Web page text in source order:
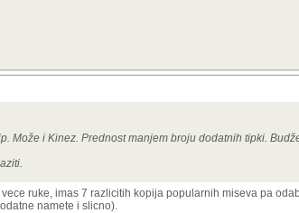
Može i Kinez. Prednost manjem broju dodatnih tipki.
ruke, imas 7 razlicitih kopija popularnih miseva pa
namete i slicno).